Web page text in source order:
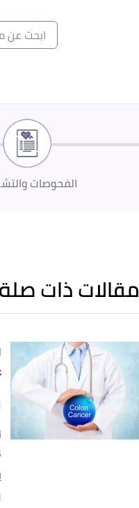
الفحوصات
مقالات ذات صلة